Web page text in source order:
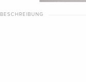
BESCHREIBUNG